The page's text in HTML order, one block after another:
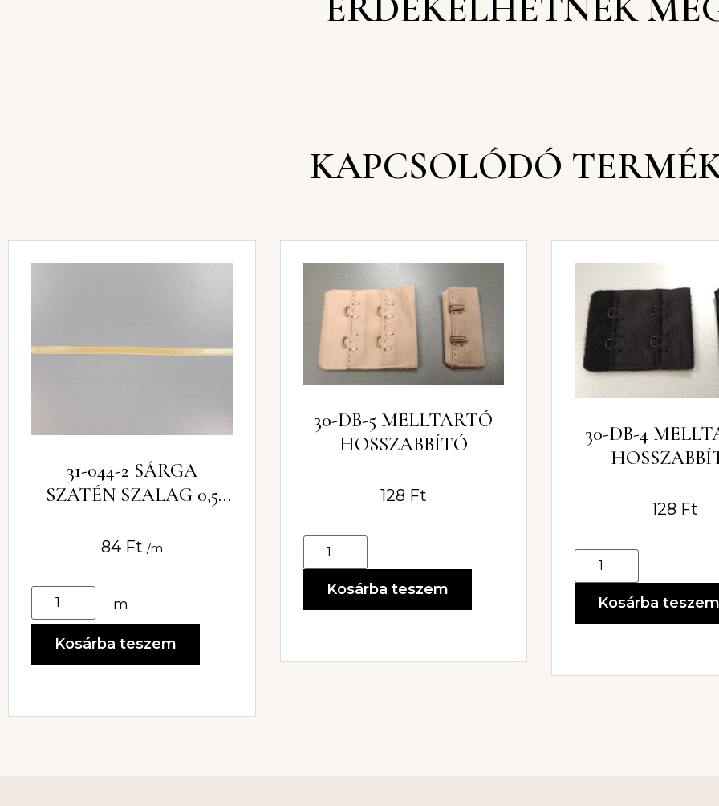
KAPCSOLÓDÓ
31-044-2 SÁRGA
SZATÉN SZALAG 0,5
84 Ft /m
m
Kosárba teszem
30-DB-5 MELLTARTÓ
HOSSZABBÍTÓ
128 Ft
Kosárba teszem
30-DB-4
128 Ft
Kosárba teszem